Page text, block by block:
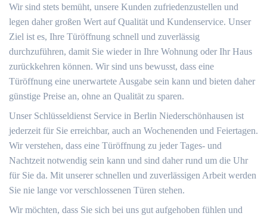
Wir sind stets bemüht, unsere Kunden zufriedenzustellen und
legen daher großen Wert auf Qualität und Kundenservice. Unser
Ziel ist es, Ihre Türöffnung schnell und zuverlässig
durchzuführen, damit Sie wieder in Ihre Wohnung oder Ihr Haus
zurückkehren können. Wir sind uns bewusst, dass eine
Türöffnung eine unerwartete Ausgabe sein kann und bieten daher
günstige Preise an, ohne an Qualität zu sparen.
Unser Schlüsseldienst Service in Berlin Niederschönhausen ist
jederzeit für Sie erreichbar, auch an Wochenenden und Feiertagen.
Wir verstehen, dass eine Türöffnung zu jeder Tages- und
Nachtzeit notwendig sein kann und sind daher rund um die Uhr
für Sie da. Mit unserer schnellen und zuverlässigen Arbeit werden
Sie nie lange vor verschlossenen Türen stehen.
Wir möchten, dass Sie sich bei uns gut aufgehoben fühlen und